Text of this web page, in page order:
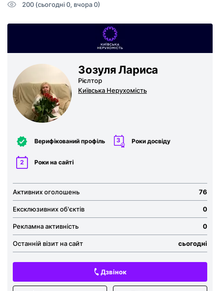
200 (сьогодні 0, вчора 0)
Зозуля Лариса
Рієлтор
Київська Нерухомість
Верифікований профіль 3 Роки досвіду
2 Роки на сайті
Активних оголошень 76
Ексклюзивних об'єктів 0
Рекламна активність 0
Останній візит на сайт сьогодні
Дзвінок